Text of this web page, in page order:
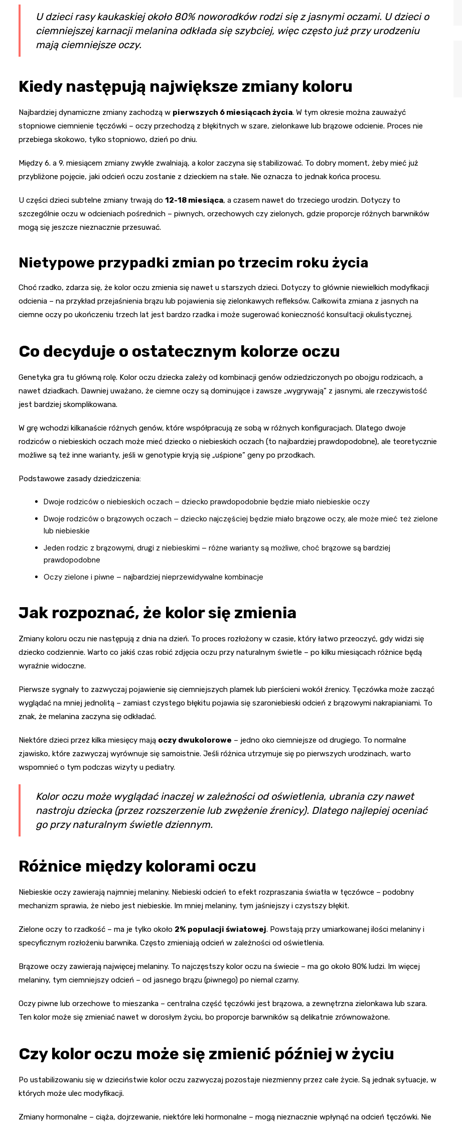
U dzieci rasy kaukaskiej około 80% noworodków rodzi się z jasnymi oczami. U dzieci o
ciemniejszej karnacji melanina odkłada się szybciej, więc często już przy urodzeniu
mają ciemniejsze oczy.
Kiedy następują największe zmiany koloru
Najbardziej dynamiczne zmiany zachodzą w pierwszych 6 miesiącach życia. W tym okresie można zauważyć
stopniowe ciemnienie tęczówki – oczy przechodzą z błękitnych w szare, zielonkawe lub brązowe odcienie. Proces nie
przebiega skokowo, tylko stopniowo, dzień po dniu.
Między 6. a 9. miesiącem zmiany zwykle zwalniają, a kolor zaczyna się stabilizować. To dobry moment, żeby mieć już
przybliżone pojęcie, jaki odcień oczu zostanie z dzieckiem na stałe. Nie oznacza to jednak końca procesu.
U części dzieci subtelne zmiany trwają do 12-18 miesiąca, a czasem nawet do trzeciego urodzin. Dotyczy to
szczególnie oczu w odcieniach pośrednich – piwnych, orzechowych czy zielonych, gdzie proporcje różnych barwników
mogą się jeszcze nieznacznie przesuwać.
Nietypowe przypadki zmian po trzecim roku życia
Choć rzadko, zdarza się, że kolor oczu zmienia się nawet u starszych dzieci. Dotyczy to głównie niewielkich modyfikacji
odcienia – na przykład przejaśnienia brązu lub pojawienia się zielonkawych refleksów. Całkowita zmiana z jasnych na
ciemne oczy po ukończeniu trzech lat jest bardzo rzadka i może sugerować konieczność konsultacji okulistycznej.
Co decyduje o ostatecznym kolorze oczu
Genetyka gra tu główną rolę. Kolor oczu dziecka zależy od kombinacji genów odziedziczonych po obojgu rodzicach, a
nawet dziadkach. Dawniej uważano, że ciemne oczy są dominujące i zawsze „wygrywają” z jasnymi, ale rzeczywistość
jest bardziej skomplikowana.
W grę wchodzi kilkanaście różnych genów, które współpracują ze sobą w różnych konfiguracjach. Dlatego dwoje
rodziców o niebieskich oczach może mieć dziecko o niebieskich oczach (to najbardziej prawdopodobne), ale teoretycznie
możliwe są też inne warianty, jeśli w genotypie kryją się „uśpione” geny po przodkach.
Podstawowe zasady dziedziczenia:
Dwoje rodziców o niebieskich oczach – dziecko prawdopodobnie będzie miało niebieskie oczy
Dwoje rodziców o brązowych oczach – dziecko najczęściej będzie miało brązowe oczy, ale może mieć też zielone
lub niebieskie
Jeden rodzic z brązowymi, drugi z niebieskimi – różne warianty są możliwe, choć brązowe są bardziej
prawdopodobne
Oczy zielone i piwne – najbardziej nieprzewidywalne kombinacje
Jak rozpoznać, że kolor się zmienia
Zmiany koloru oczu nie następują z dnia na dzień. To proces rozłożony w czasie, który łatwo przeoczyć, gdy widzi się
dziecko codziennie. Warto co jakiś czas robić zdjęcia oczu przy naturalnym świetle – po kilku miesiącach różnice będą
wyraźnie widoczne.
Pierwsze sygnały to zazwyczaj pojawienie się ciemniejszych plamek lub pierścieni wokół źrenicy. Tęczówka może zacząć
wyglądać na mniej jednolitą – zamiast czystego błękitu pojawia się szaroniebieski odcień z brązowymi nakrapianiami. To
znak, że melanina zaczyna się odkładać.
Niektóre dzieci przez kilka miesięcy mają oczy dwukolorowe – jedno oko ciemniejsze od drugiego. To normalne
zjawisko, które zazwyczaj wyrównuje się samoistnie. Jeśli różnica utrzymuje się po pierwszych urodzinach, warto
wspomnieć o tym podczas wizyty u pediatry.
Kolor oczu może wyglądać inaczej w zależności od oświetlenia, ubrania czy nawet
nastroju dziecka (przez rozszerzenie lub zwężenie źrenicy). Dlatego najlepiej oceniać
go przy naturalnym świetle dziennym.
Różnice między kolorami oczu
Niebieskie oczy zawierają najmniej melaniny. Niebieski odcień to efekt rozpraszania światła w tęczówce – podobny
mechanizm sprawia, że niebo jest niebieskie. Im mniej melaniny, tym jaśniejszy i czystszy błękit.
Zielone oczy to rzadkość – ma je tylko około 2% populacji światowej. Powstają przy umiarkowanej ilości melaniny i
specyficznym rozłożeniu barwnika. Często zmieniają odcień w zależności od oświetlenia.
Brązowe oczy zawierają najwięcej melaniny. To najczęstszy kolor oczu na świecie – ma go około 80% ludzi. Im więcej
melaniny, tym ciemniejszy odcień – od jasnego brązu (piwnego) po niemal czarny.
Oczy piwne lub orzechowe to mieszanka – centralna część tęczówki jest brązowa, a zewnętrzna zielonkawa lub szara.
Ten kolor może się zmieniać nawet w dorosłym życiu, bo proporcje barwników są delikatnie zrównoważone.
Czy kolor oczu może się zmienić później w życiu
Po ustabilizowaniu się w dzieciństwie kolor oczu zazwyczaj pozostaje niezmienny przez całe życie. Są jednak sytuacje, w
których może ulec modyfikacji.
Zmiany hormonalne – ciąża, dojrzewanie, niektóre leki hormonalne – mogą nieznacznie wpłynąć na odcień tęczówki. Nie